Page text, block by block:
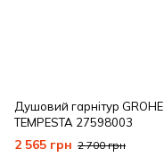
Душовий гарнітур GROHE
TEMPESTA 27598003
2 565 грн 2 700 грн